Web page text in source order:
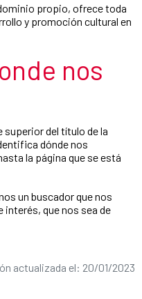
propio, ofrece toda
y promoción cultural en
nos
superior del título de la
dónde nos
la página que se está
un buscador que nos
interés, que nos sea de
actualizada el: 20/01/2023